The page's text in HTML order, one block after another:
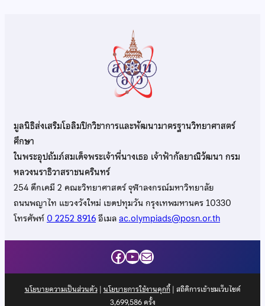
มูลนิธิส่งเสริมโอลิมปิกวิชาการและพัฒนามาตรฐานวิทยาศาสตร์
ศึกษา
ในพระอุปถัมภ์สมเด็จพระเจ้าพี่นางเธอ เจ้าฟ้ากัลยาณิวัฒนา กรม
หลวงนราธิวาสราชนครินทร์
254 ตึกเคมี 2 คณะวิทยาศาสตร์ จุฬาลงกรณ์มหาวิทยาลัย
ถนนพญาไท แขวงวังใหม่ เขตปทุมวัน กรุงเทพมหานคร 10330
โทรศัพท์0 2252 8916อีเมลac.olympiads@posn.or.th
Facebook
YouTube
Mail
นโยบายความเป็นส่วนตัว| นโยบายการใช้งานคุกกี้| สถิติการเข้าชมเว็บไซต์
3,699,586ครั้ง